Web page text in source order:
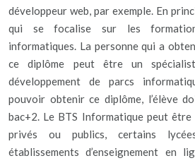
développeur web, par exemple. En
qui se focalise sur les
informatiques. La personne qui a
ce diplôme peut être un
développement de parcs
pouvoir obtenir ce diplôme, l’élève
bac+2. Le BTS Informatique peut être
privés ou publics, certains
établissements d’enseignement en